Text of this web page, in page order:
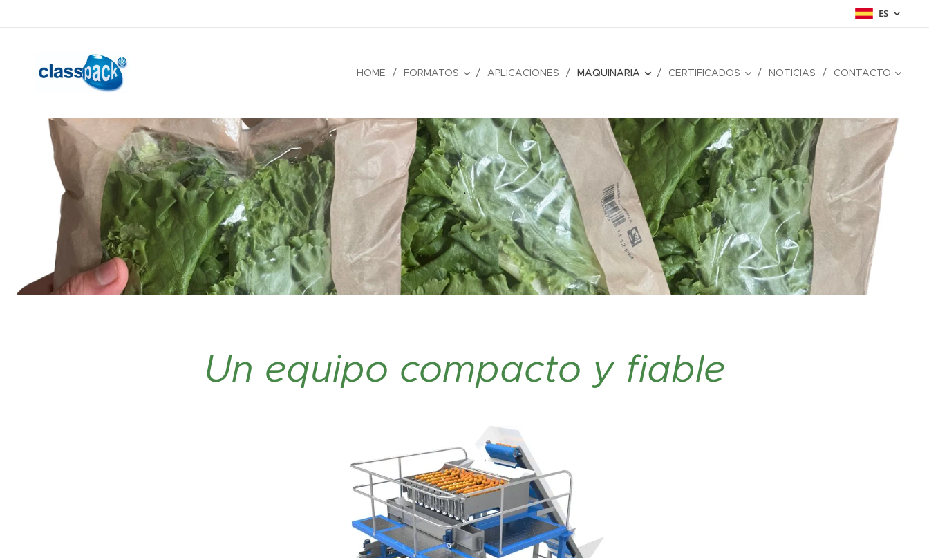
ES
HOME FORMATOS APLICACIONES MAQUINARIA CERTIFICADOS NOTICIAS CONTACTO
.
.
Un equipo compacto y fiable